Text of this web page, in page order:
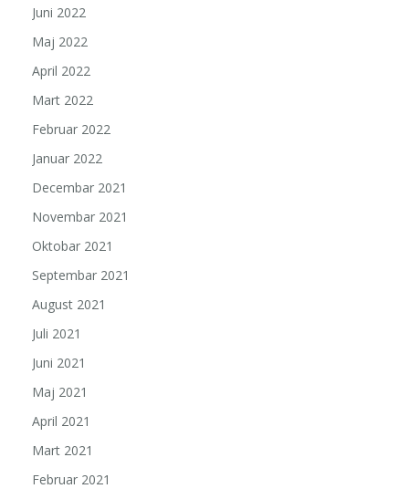
Juni 2022
Maj 2022
April 2022
Mart 2022
Februar 2022
Januar 2022
Decembar 2021
Novembar 2021
Oktobar 2021
Septembar 2021
August 2021
Juli 2021
Juni 2021
Maj 2021
April 2021
Mart 2021
Februar 2021